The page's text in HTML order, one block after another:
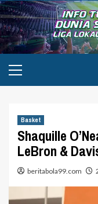
Skip
to
content
Menu
Basket
Shaquille
LeBron &
beritabola99.com